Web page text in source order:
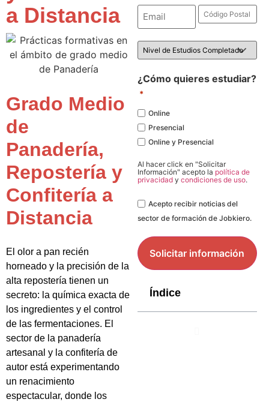
a Distancia
Grado Medio
de
Panadería,
Repostería y
Confitería a
Distancia
El olor a pan recién
horneado y la precisión de la
alta repostería tienen un
secreto: la química exacta de
los ingredientes y el control
de las fermentaciones. El
sector de la panadería
artesanal y la confitería de
autor está experimentando
un renacimiento
espectacular, donde los
Email
Código
Postal
Nivel
de
¿Cómo quieres estudiar?
*
Online
Presencial
Online y Presencial
Al hacer click en "Solicitar
Información" acepto la política de
privacidad y condiciones de uso.
LegalAcepto recibir noticias del
sector de formación de Jobkiero.
Índice